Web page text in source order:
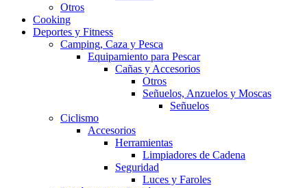
Otros
Cooking
Deportes y Fitness
Camping, Caza y Pesca
Equipamiento para Pescar
Cañas y Accesorios
Otros
Señuelos, Anzuelos y Moscas
Señuelos
Ciclismo
Accesorios
Herramientas
Limpiadores de Cadena
Seguridad
Luces y Faroles